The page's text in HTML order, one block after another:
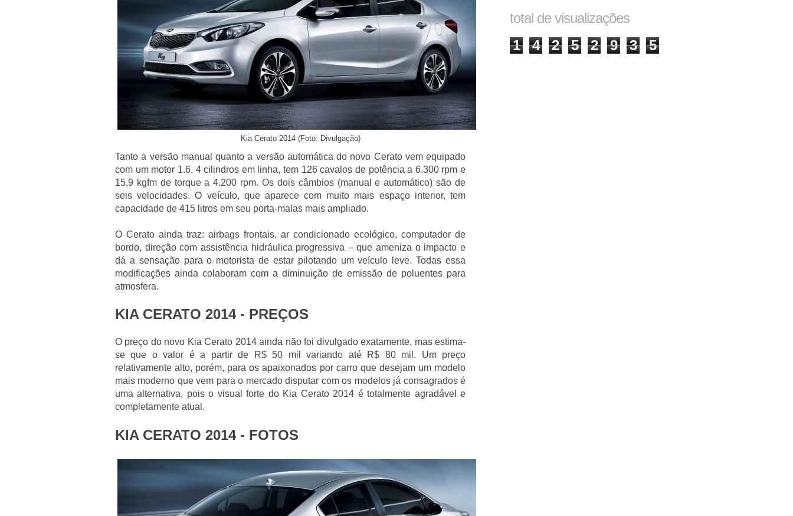
Kia Cerato 2014 (Foto: Divulgação)
Tanto a versão manual quanto a versão automática do novo Cerato vem equipado
com um motor 1.6, 4 cilindros em linha, tem 126 cavalos de potência a 6.300 rpm e
15,9 kgfm de torque a 4.200 rpm. Os dois câmbios (manual e automático) são de
seis velocidades. O veículo, que aparece com muito mais espaço interior, tem
capacidade de 415 litros em seu porta-malas mais ampliado.
O Cerato ainda traz: airbags frontais, ar condicionado ecológico, computador de
bordo, direção com assistência hidráulica progressiva – que ameniza o impacto e
dá a sensação para o motorista de estar pilotando um veículo leve. Todas essa
modificações ainda colaboram com a diminuição de emissão de poluentes para
atmosfera.
KIA CERATO 2014 - PREÇOS
O preço do novo Kia Cerato 2014 ainda não foi divulgado exatamente, mas estima-
se que o valor é a partir de R$ 50 mil variando até R$ 80 mil. Um preço
relativamente alto, porém, para os apaixonados por carro que desejam um modelo
mais moderno que vem para o mercado disputar com os modelos já consagrados é
uma alternativa, pois o visual forte do Kia Cerato 2014 é totalmente agradável e
completamente atual.
KIA CERATO 2014 - FOTOS
total de visualizações
1
4 2 5 2 9 3 5